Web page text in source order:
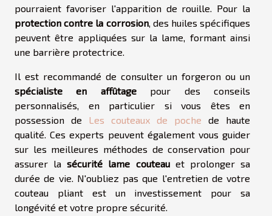
pourraient favoriser l'apparition de rouille. Pour la
protection contre la corrosion, des huiles spécifiques
peuvent être appliquées sur la lame, formant ainsi
une barrière protectrice.
Il est recommandé de consulter un forgeron ou un
spécialiste en affûtagepour des conseils
personnalisés, en particulier si vous êtes en
possession de Les couteaux de poche de haute
qualité. Ces experts peuvent également vous guider
sur les meilleures méthodes de conservation pour
assurer lasécurité lame couteauet prolonger sa
durée de vie. N'oubliez pas que l'entretien de votre
couteau pliant est un investissement pour sa
longévité et votre propre sécurité.